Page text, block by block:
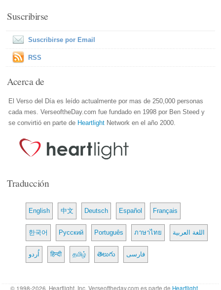
Suscribirse
Suscribirse por Email
RSS
Acerca de
El Verso del Día es leído actualmente por mas de 250,000 personas
cada mes. VerseoftheDay.com fue fundado en 1998 por Ben Steed y
se convirtió en parte de Heartlight Network en el año 2000.
Traducción
English 中文 Deutsch Español Français
한국어 Русский Português ภาษาไทย اللغة العربية
اُردو हिन्दी தமிழ் తెలుగు فارسی
© 1998-2026, Heartlight, Inc. Verseoftheday.com es parte de Heartlight